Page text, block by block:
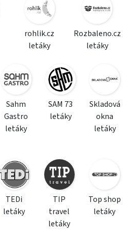
rohlik.cz
letáky
Rozbaleno.cz
letáky
Sahm
Gastro
letáky
SAM 73
letáky
Skladová
okna
letáky
TEDi
letáky
TIP
travel
letáky
Top shop
letáky